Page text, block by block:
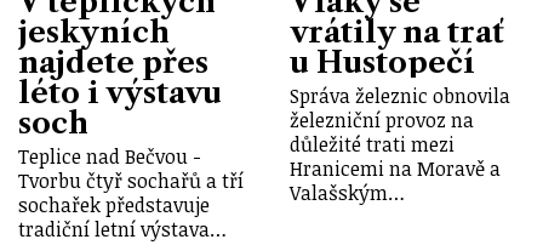
jeskyních
najdete přes
léto i výstavu
soch
Teplice nad Bečvou -
Tvorbu čtyř sochařů a tří
sochařek představuje
tradiční letní výstava…
vrátily na trať
u Hustopečí
Správa železnic obnovila
železniční provoz na
důležité trati mezi
Hranicemi na Moravě a
Valašským…